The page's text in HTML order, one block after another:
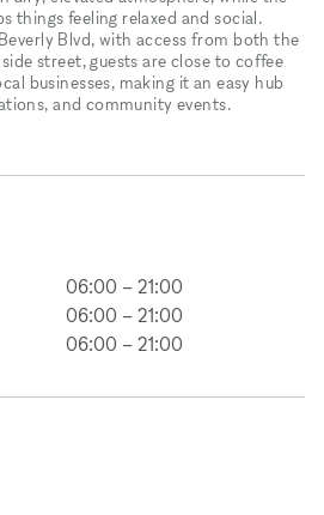
things feeling relaxed and social.
Blvd, with access from both the
street, guests are close to coffee
businesses, making it an easy hub
and community events.
06:00 – 21:00
06:00 – 21:00
06:00 – 21:00